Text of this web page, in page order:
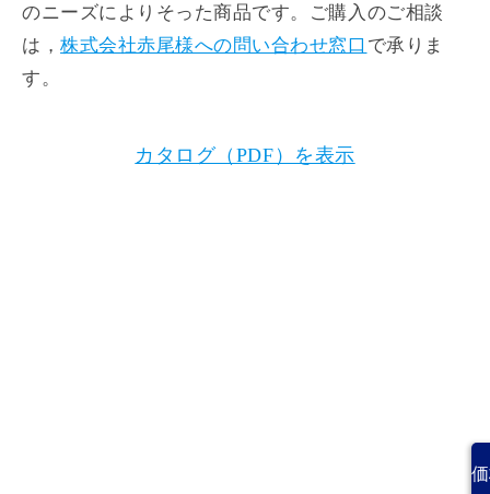
のニーズによりそった商品です。ご購入のご相談
は，株式会社赤尾様への問い合わせ窓口 で承りま
す。
カタログ（PDF）を表示